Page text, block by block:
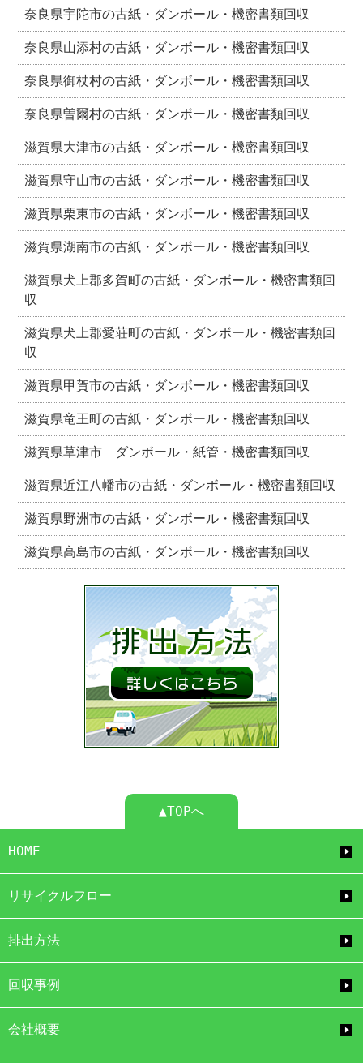
奈良県宇陀市の古紙・ダンボール・機密書類回収
奈良県山添村の古紙・ダンボール・機密書類回収
奈良県御杖村の古紙・ダンボール・機密書類回収
奈良県曽爾村の古紙・ダンボール・機密書類回収
滋賀県大津市の古紙・ダンボール・機密書類回収
滋賀県守山市の古紙・ダンボール・機密書類回収
滋賀県栗東市の古紙・ダンボール・機密書類回収
滋賀県湖南市の古紙・ダンボール・機密書類回収
滋賀県犬上郡多賀町の古紙・ダンボール・機密書類回
収
滋賀県犬上郡愛荘町の古紙・ダンボール・機密書類回
収
滋賀県甲賀市の古紙・ダンボール・機密書類回収
滋賀県竜王町の古紙・ダンボール・機密書類回収
滋賀県草津市 ダンボール・紙管・機密書類回収
滋賀県近江八幡市の古紙・ダンボール・機密書類回収
滋賀県野洲市の古紙・ダンボール・機密書類回収
滋賀県高島市の古紙・ダンボール・機密書類回収
▲TOPへ
HOME
リサイクルフロー
排出方法
回収事例
会社概要